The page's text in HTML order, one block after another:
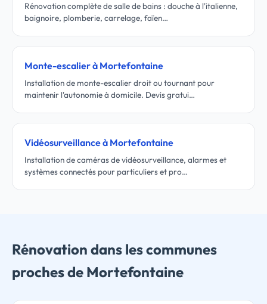
Rénovation complète de salle de bains : douche à l'italienne,
baignoire, plomberie, carrelage, faïen…
Monte-escalier à Mortefontaine
Installation de monte-escalier droit ou tournant pour
maintenir l'autonomie à domicile. Devis gratui…
Vidéosurveillance à Mortefontaine
Installation de caméras de vidéosurveillance, alarmes et
systèmes connectés pour particuliers et pro…
Rénovation dans les communes
proches de Mortefontaine